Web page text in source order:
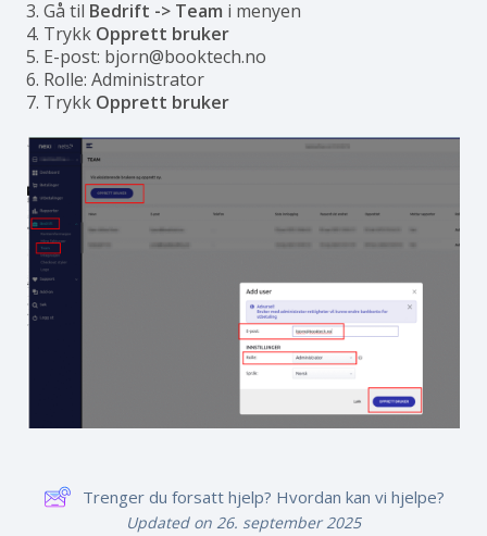
Gå til Bedrift -> Team i menyen
Trykk Opprett bruker
E-post: bjorn@booktech.no
Rolle: Administrator
Trykk Opprett bruker
Trenger du forsatt hjelp? Hvordan kan vi hjelpe?
Updated on 26. september 2025